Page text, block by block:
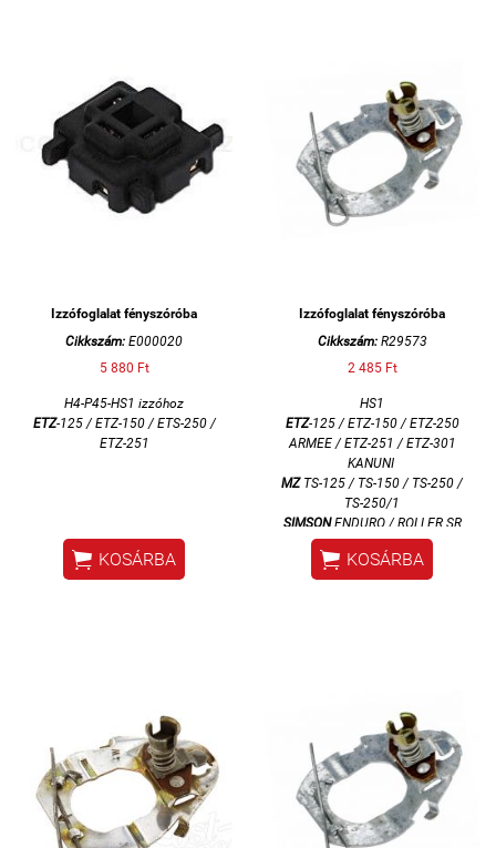
Izzófoglalat fényszóróba
Cikkszám: E000020
5 880 Ft
H4-P45-HS1 izzóhoz
ETZ-125 / ETZ-150 / ETS-250 /
ETZ-251
 KOSÁRBA
Izzófoglalat fényszóróba
Cikkszám:R29573
2 485 Ft
HS1
ETZ-125 / ETZ-150 / ETZ-250
ARMEE / ETZ-251 / ETZ-301
KANUNI
MZTS-125 / TS-150 / TS-250 /
TS-250/1
SIMSONENDURO / ROLLER SR
 KOSÁRBA